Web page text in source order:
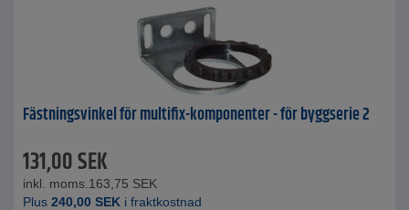
Fästningsvinkel för multifix-komponenter - för byggserie 2
131,00SEK
inkl. moms. 163,75 SEK
Plus 240,00 SEK i fraktkostnad